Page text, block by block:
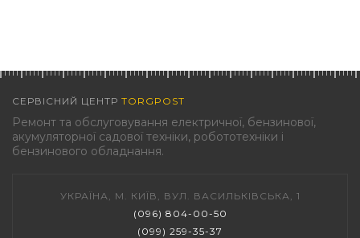
СЕРВІСНИЙ ЦЕНТР TORGPOST
Ремонт та обслуговування електричної, бензинової,
акумуляторної садової техніки, робототехніки і
бензинового обладнання.
УКРАЇНА, М. КИЇВ, ВУЛ. ВАСИЛЬКІВСЬКА, 1
(096) 804-00-50
(099) 259-35-37